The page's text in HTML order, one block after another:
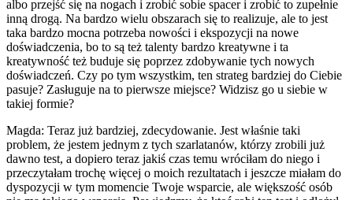
albo przejść się na nogach i zrobić sobie spacer i zrobić to zupełnie
inną drogą. Na bardzo wielu obszarach się to realizuje, ale to jest
taka bardzo mocna potrzeba nowości i ekspozycji na nowe
doświadczenia, bo to są też talenty bardzo kreatywne i ta
kreatywność też buduje się poprzez zdobywanie tych nowych
doświadczeń. Czy po tym wszystkim, ten strateg bardziej do Ciebie
pasuje? Zasługuje na to pierwsze miejsce? Widzisz go u siebie w
takiej formie?
Magda: Teraz już bardziej, zdecydowanie. Jest właśnie taki
problem, że jestem jednym z tych szarlatanów, którzy zrobili już
dawno test, a dopiero teraz jakiś czas temu wróciłam do niego i
przeczytałam trochę więcej o moich rezultatach i jeszcze miałam do
dyspozycji w tym momencie Twoje wsparcie, ale większość osób